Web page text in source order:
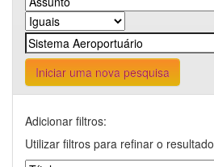
Iniciar uma nova pesquisa
Adicionar filtros:
Utilizar filtros para refinar o